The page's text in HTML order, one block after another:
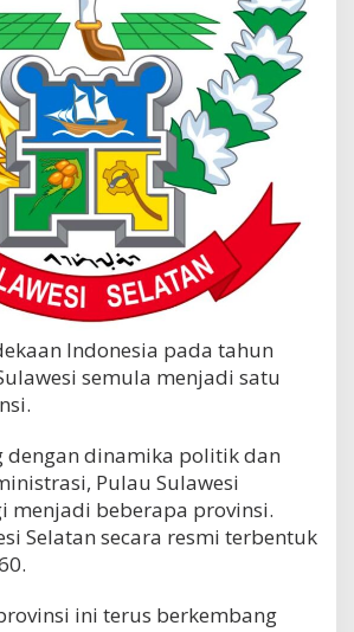
Indonesia pada tahun
semula menjadi satu
dengan dinamika politik dan
Pulau Sulawesi
menjadi beberapa provinsi.
Selatan secara resmi terbentuk
ini terus berkembang